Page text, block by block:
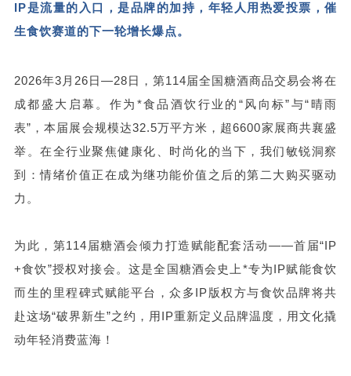
IP是流量的入口，是品牌的加持，年轻人用热爱投票，催
生食饮赛道的下一轮增长爆点。
2026年3月26日—28日，第114届全国糖酒商品交易会将在
成都盛大启幕。作为*食品酒饮行业的“风向标”与“晴雨
表”，本届展会规模达32.5万平方米，超6600家展商共襄盛
举。在全行业聚焦健康化、时尚化的当下，我们敏锐洞察
到：情绪价值正在成为继功能价值之后的第二大购买驱动
力。
为此，第114届糖酒会倾力打造赋能配套活动——首届“IP
+食饮”授权对接会。这是全国糖酒会 史上*专为IP赋能食饮
而生的里程碑式赋能平台，众多IP版权方与食饮品牌将共
赴这场“破界新生”之约，用IP重新定义品牌温度，用文化撬
动年轻消费蓝海！